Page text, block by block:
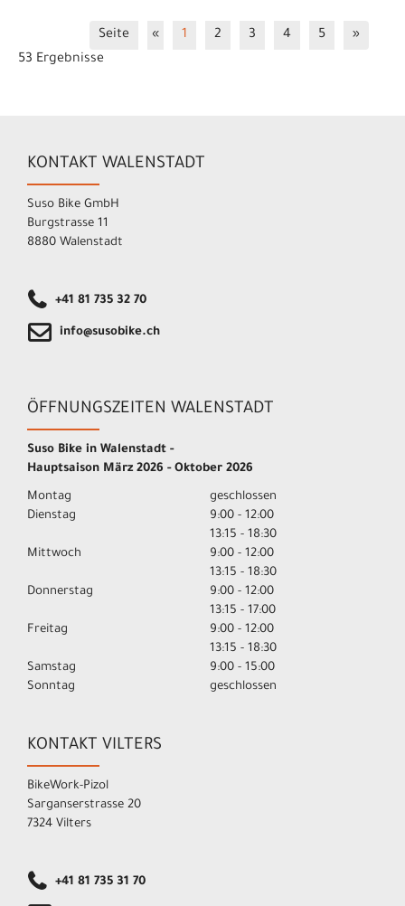
Seite « 1 2 3 4 5
»
53 Ergebnisse
KONTAKT WALENSTADT
Suso Bike GmbH
Burgstrasse 11
8880 Walenstadt
+41 81 735 32 70
info@susobike.ch
ÖFFNUNGSZEITEN WALENSTADT
Suso Bike in Walenstadt -
Hauptsaison März 2026 - Oktober 2026
Montag
geschlossen
Dienstag
9:00 - 12:00
13:15 - 18:30
Mittwoch
9:00 - 12:00
13:15 - 18:30
Donnerstag
9:00 - 12:00
13:15 - 17:00
Freitag
9:00 - 12:00
13:15 - 18:30
Samstag
9:00 - 15:00
Sonntag
geschlossen
KONTAKT VILTERS
BikeWork-Pizol
Sarganserstrasse 20
7324 Vilters
+41 81 735 31 70